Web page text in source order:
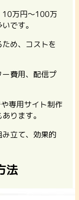
10万円〜100万
です。
め、コストを
費用、配信プ
専用サイト制作
ります。
立て、効果的
法